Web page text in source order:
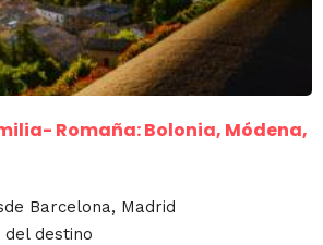
Romaña: Bolonia, Módena,
Barcelona, Madrid
destino